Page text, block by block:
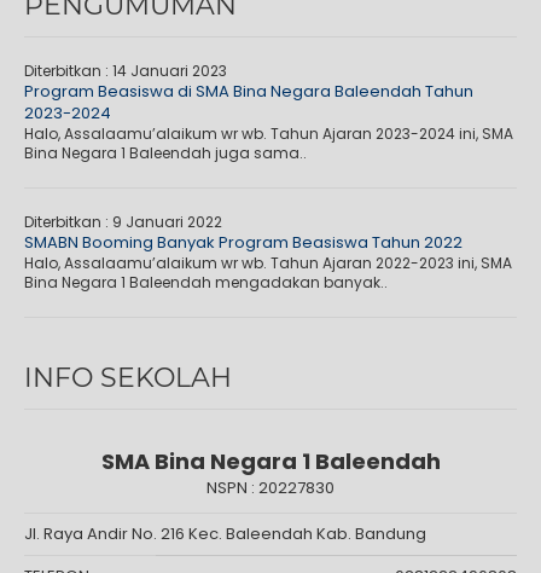
Diterbitkan : 14 Januari 2023
Program Beasiswa di SMA Bina Negara Baleendah Tahun
2023-2024
Halo, Assalaamu’alaikum wr wb. Tahun Ajaran 2023-2024 ini, SMA
Bina Negara 1 Baleendah juga sama..
Diterbitkan : 9 Januari 2022
SMABN Booming Banyak Program Beasiswa Tahun 2022
Halo, Assalaamu’alaikum wr wb. Tahun Ajaran 2022-2023 ini, SMA
Bina Negara 1 Baleendah mengadakan banyak..
INFO SEKOLAH
SMA Bina Negara 1 Baleendah
NSPN : 20227830
Jl. Raya Andir No. 216 Kec. Baleendah Kab. Bandung